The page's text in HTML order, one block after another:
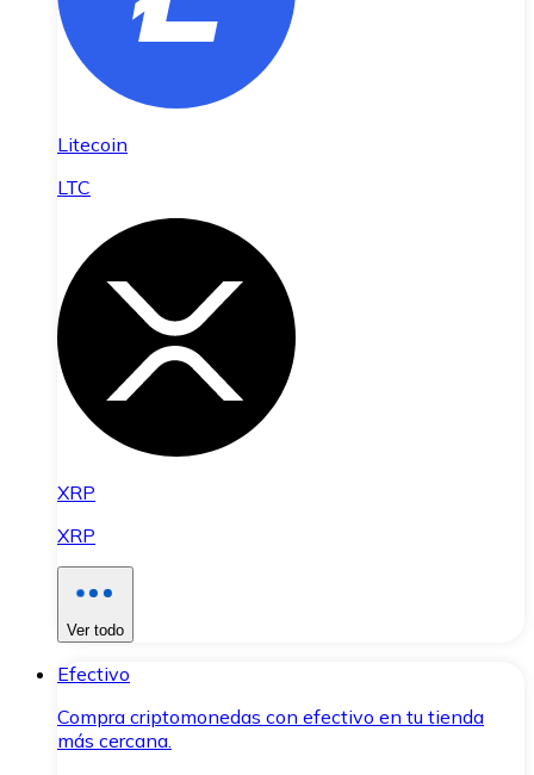
Litecoin
LTC
XRP
XRP
Ver todo
Efectivo
Compra criptomonedas con efectivo en tu tienda
más cercana.